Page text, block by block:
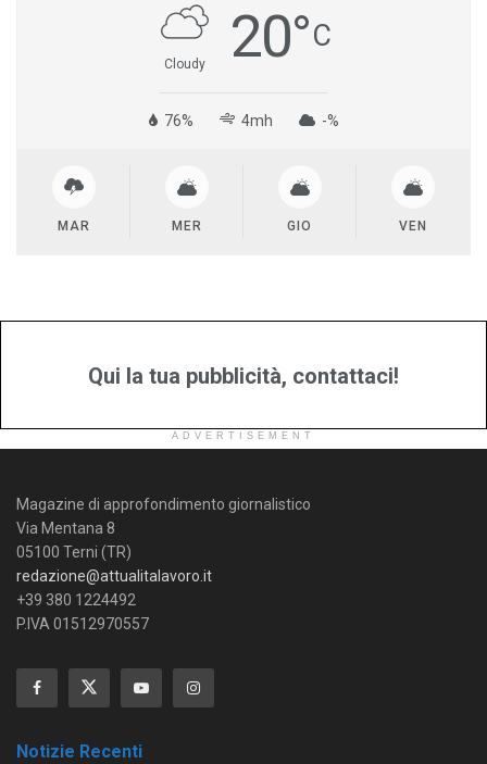
Cloudy 20°C
76% 4mh -%
MAR MER GIO VEN
Qui la tua pubblicità, contattaci!
ADVERTISEMENT
Magazine di approfondimento giornalistico
Via Mentana 8
05100 Terni (TR)
redazione@attualitalavoro.it
+39 380 1224492
P.IVA 01512970557
Notizie Recenti